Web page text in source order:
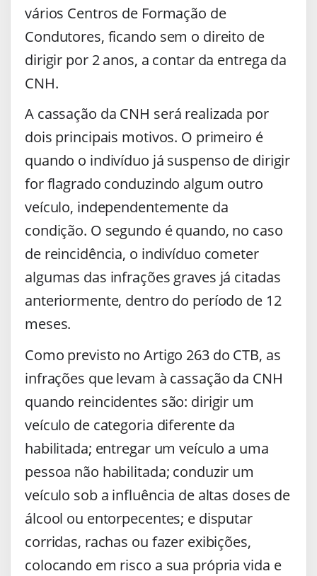
vários Centros de Formação de
Condutores, ficando sem o direito de
dirigir por 2 anos, a contar da entrega da
CNH.
A cassação da CNH será realizada por
dois principais motivos. O primeiro é
quando o indivíduo já suspenso de dirigir
for flagrado conduzindo algum outro
veículo, independentemente da
condição. O segundo é quando, no caso
de reincidência, o indivíduo cometer
algumas das infrações graves já citadas
anteriormente, dentro do período de 12
meses.
Como previsto no Artigo 263 do CTB, as
infrações que levam à cassação da CNH
quando reincidentes são: dirigir um
veículo de categoria diferente da
habilitada; entregar um veículo a uma
pessoa não habilitada; conduzir um
veículo sob a influência de altas doses de
álcool ou entorpecentes; e disputar
corridas, rachas ou fazer exibições,
colocando em risco a sua própria vida e